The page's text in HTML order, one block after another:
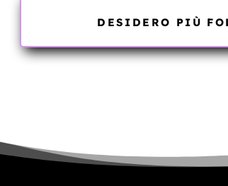
DESIDERO PIÙ